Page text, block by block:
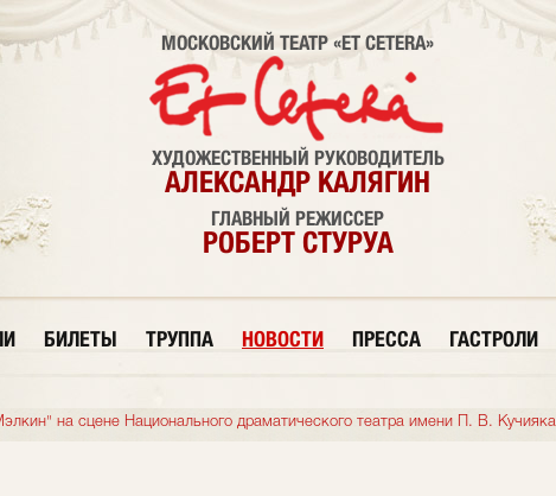
МОСКОВСКИЙ ТЕАТР «ET CETERA»
ХУДОЖЕСТВЕННЫЙ РУКОВОДИТЕЛЬ
АЛЕКСАНДР КАЛЯГИН
ГЛАВНЫЙ РЕЖИССЕР
РОБЕРТ СТУРУА
БИЛЕТЫ ТРУППА НОВОСТИ ПРЕССА ГАСТРОЛИ
на сцене Национального драматического театра имени П. В. Кучияка